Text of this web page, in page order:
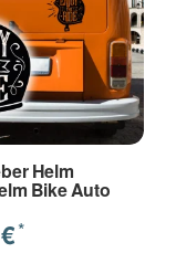
Helm
Bike Auto
€*